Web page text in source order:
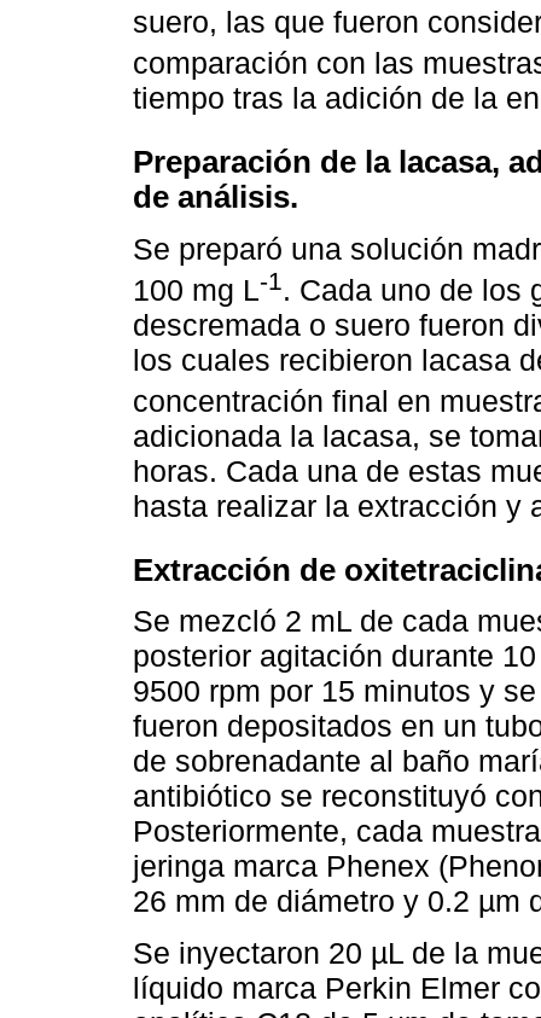
suero, las que fueron
comparación con las
tiempo tras la adición de la
Preparación de la lacasa,
de análisis.
Se preparó una solución
100 mg L-1 . Cada uno de los
descremada o suero fueron
los cuales recibieron lacasa
concentración final en
adicionada la lacasa, se
horas. Cada una de estas
hasta realizar la extracción y
Extracción de
Se mezcló 2 mL de cada
posterior agitación durante
9500 rpm por 15 minutos y
fueron depositados en un
de sobrenadante al baño
antibiótico se reconstituyó
Posteriormente, cada
jeringa marca Phenex
26 mm de diámetro y 0.2 µm
Se inyectaron 20 µL de la
líquido marca Perkin Elmer